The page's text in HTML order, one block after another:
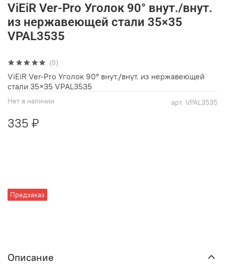
(0)
арт. VPAL3535
Нет в наличии
Предзаказ
ViEiR Ver-Pro Уголок 90° внут./внут.
из нержавеющей стали 35×35
VPAL3535
335 ₽
ViEiR Ver-Pro Уголок 90° внут./внут. из нержавеющей
стали 35×35 VPAL3535
Описание